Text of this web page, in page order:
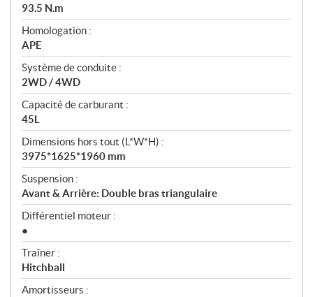
93.5 N.m
Homologation :
APE
Système de conduite :
2WD / 4WD
Capacité de carburant :
45L
Dimensions hors tout (L*W*H) :
3975*1625*1960 mm
Suspension :
Avant & Arrière: Double bras triangulaire
Différentiel moteur :
●
Traîner :
Hitchball
Amortisseurs :